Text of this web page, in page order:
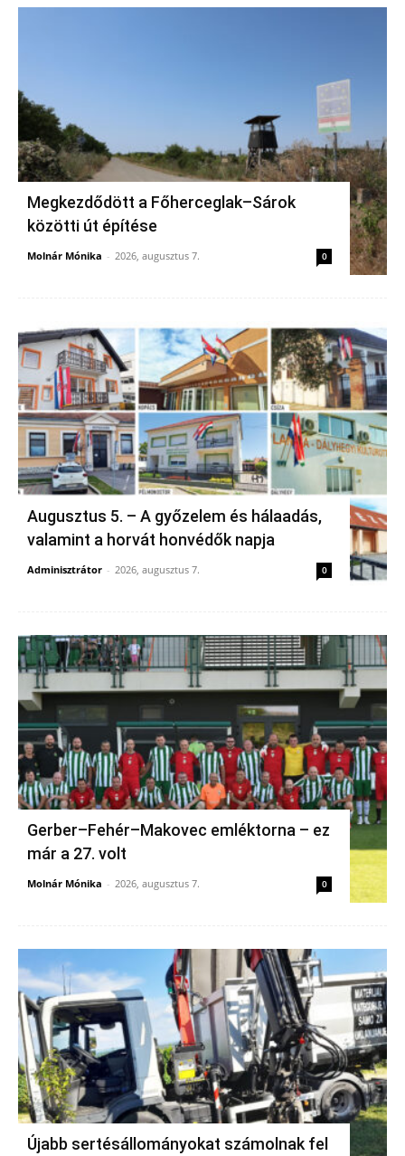
Megkezdődött a Főherceglak–Sárok
közötti út építése
Molnár Mónika - 2026, augusztus 7. 0
Augusztus 5. – A győzelem és hálaadás,
valamint a horvát honvédők napja
Adminisztrátor - 2026, augusztus 7. 0
Gerber–Fehér–Makovec emléktorna – ez
már a 27. volt
Molnár Mónika - 2026, augusztus 7. 0
Újabb sertésállományokat számolnak fel